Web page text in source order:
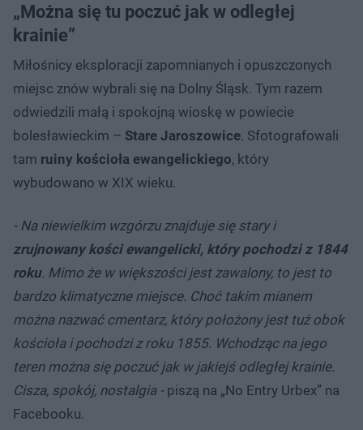
„Można się tu poczuć jak w odległej
krainie”
Miłośnicy eksploracji zapomnianych i opuszczonych
miejsc znów wybrali się na Dolny Śląsk. Tym razem
odwiedzili małą i spokojną wioskę w powiecie
bolesławieckim – Stare Jaroszowice. Sfotografowali
tam ruiny kościoła ewangelickiego, który
wybudowano w XIX wieku.
- Na niewielkim wzgórzu znajduje się stary i
zrujnowany kości ewangelicki, który pochodzi z 1844
roku. Mimo że w większości jest zawalony, to jest to
bardzo klimatyczne miejsce. Choć takim mianem
można nazwać cmentarz, który położony jest tuż obok
kościoła i pochodzi z roku 1855. Wchodząc na jego
teren można się poczuć jak w jakiejś odległej krainie.
Cisza, spokój, nostalgia -piszą na „No Entry Urbex” na
Facebooku.